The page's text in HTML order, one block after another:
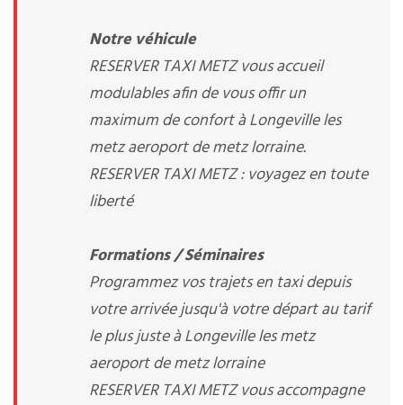
Notre véhicule
RESERVER TAXI METZ vous accueil
modulables afin de vous offir un
maximum de confort à Longeville les
metz aeroport de metz lorraine.
RESERVER TAXI METZ : voyagez en toute
liberté
Formations / Séminaires
Programmez vos trajets en taxi depuis
votre arrivée jusqu'à votre départ au tarif
le plus juste à Longeville les metz
aeroport de metz lorraine
RESERVER TAXI METZ vous accompagne